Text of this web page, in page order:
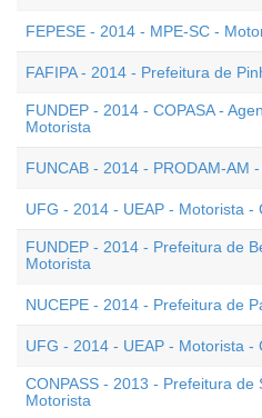
FEPESE - 2014 - MPE-SC -
FAFIPA - 2014 - Prefeitura de
FUNDEP - 2014 - COPASA -
Motorista
FUNCAB - 2014 - PRODAM-AM
UFG - 2014 - UEAP - Motorista -
FUNDEP - 2014 - Prefeitura de
Motorista
NUCEPE - 2014 - Prefeitura de
UFG - 2014 - UEAP - Motorista -
CONPASS - 2013 - Prefeitura de
Motorista